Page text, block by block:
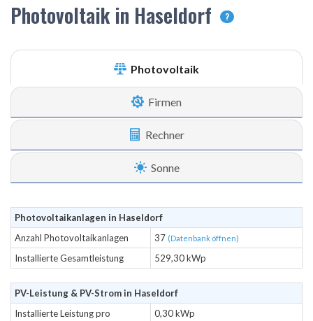
Photovoltaik in Haseldorf ?
Photovoltaik
Firmen
Rechner
Sonne
Photovoltaikanlagen in Haseldorf
Anzahl Photovoltaikanlagen
37 (Datenbank öffnen)
Installierte Gesamtleistung 529,30 kWp
PV-Leistung & PV-Strom in Haseldorf
Installierte Leistung pro
0,30 kWp